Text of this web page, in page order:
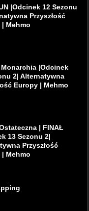
|Odcinek 12 Sezonu
Przyszłość
Mehmo
|Odcinek
2| Alternatywna
Europy | Mehmo
| FINAŁ
13 Sezonu 2|
Przyszłość
Mehmo